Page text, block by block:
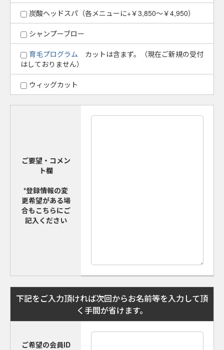
炭酸ヘッドスパ（各メニューに+￥3,850～￥4,950）
シャンプーブロー
育毛プログラム カットは含まず。（現在ご新規の受付
はしておりません）
ウィッグカット
ご要望・コメン
ト欄
*登録情報の変
更希望がある場
合もこちらにご
記入ください
下記をご入力頂ければ次回からお名前等を入力して頂
く手間が省けます。
ご希望の会員ID